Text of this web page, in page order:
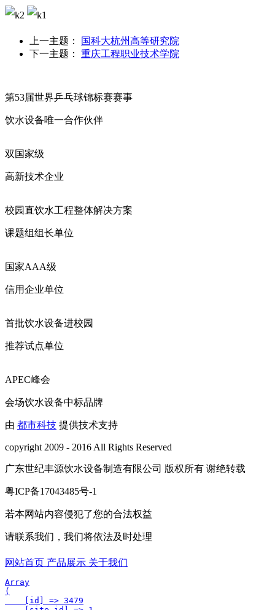
上一主题：
国科大杭州高等研究院
下一主题： 重庆工程职业技术学院
第53届世界乒乓球锦标赛赛事
饮水设备唯一合作伙伴
双国家级
高新技术企业
校园直饮水工程整体解决方案
课题组组长单位
国家AAA级
信用企业单位
首批饮水设备进校园
推荐试点单位
APEC峰会
会场饮水设备中标品牌
由 都市科技 提供技术支持
copyright 2009 - 2016 All Rights Reserved
广东世纪丰源饮水设备制造有限公司 版权所有 谢绝转载
粤ICP备17043485号-1
若本网站内容侵犯了您的合法权益
请联系我们，我们将依法及时处理
网站首页 产品展示 关于我们
Array
(
    [id] => 3479